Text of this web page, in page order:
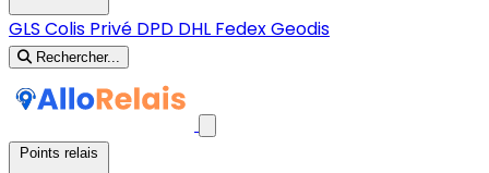
GLS Colis Privé DPD DHL FedexGeodis
Rechercher...